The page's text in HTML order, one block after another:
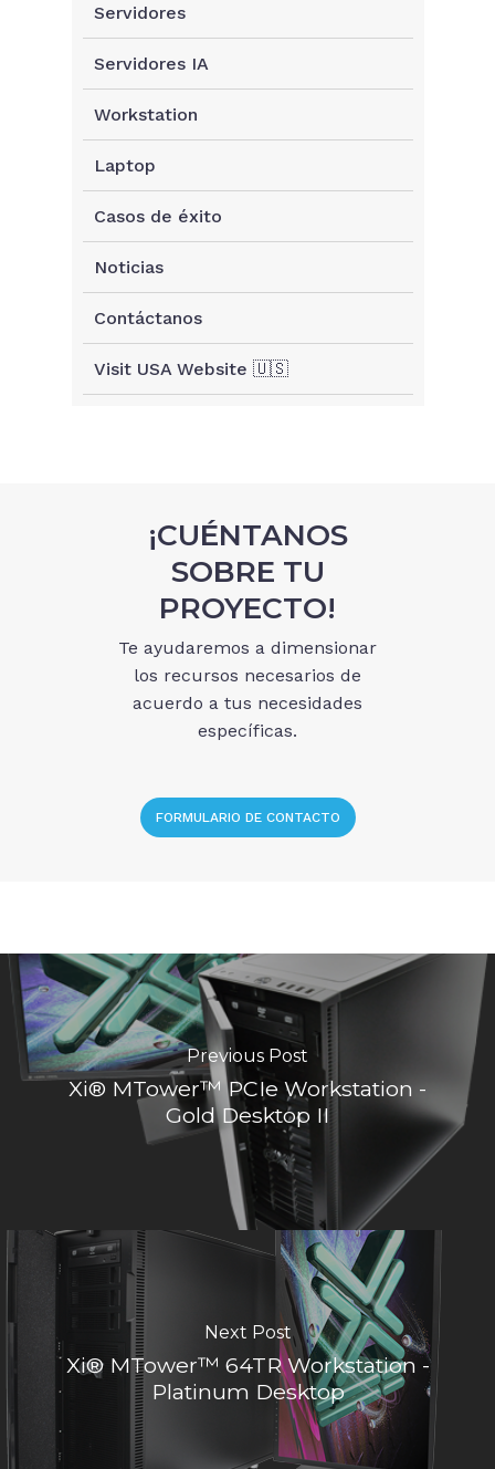
Servidores
Servidores IA
Workstation
Laptop
Casos de éxito
Noticias
Contáctanos
Visit USA Website 🇺🇸
¡CUÉNTANOS
SOBRE TU
PROYECTO!
Te ayudaremos a dimensionar
los recursos necesarios de
acuerdo a tus necesidades
específicas.
FORMULARIO DE CONTACTO
Previous Post
Xi® MTower™ PCIe Workstation -
Gold Desktop II
Next Post
Xi® MTower™ 64TR Workstation -
Platinum Desktop